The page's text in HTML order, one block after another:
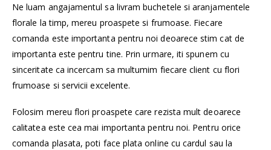
Ne luam angajamentul sa livram buchetele si aranjamentele
florale la timp, mereu proaspete si frumoase. Fiecare
comanda este importanta pentru noi deoarece stim cat de
importanta este pentru tine. Prin urmare, iti spunem cu
sinceritate ca incercam sa multumim fiecare client cu flori
frumoase si servicii excelente.
Folosim mereu flori proaspete care rezista mult deoarece
calitatea este cea mai importanta pentru noi. Pentru orice
comanda plasata, poti face plata online cu cardul sau la